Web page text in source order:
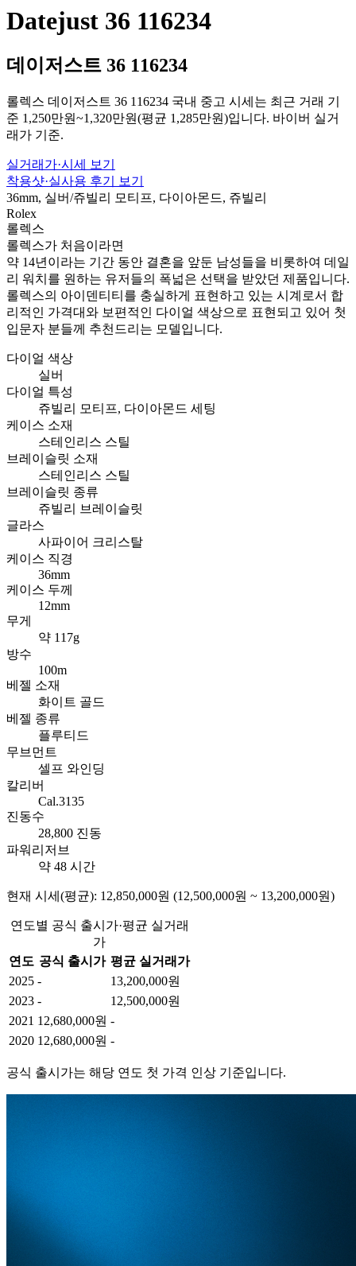
Datejust 36 116234
데이저스트 36 116234
롤렉스 데이저스트 36 116234 국내 중고 시세는 최근 거래 기
준 1,250만원~1,320만원(평균 1,285만원)입니다. 바이버 실거
래가 기준.
실거래가·시세 보기
착용샷·실사용 후기 보기
36mm, 실버/쥬빌리 모티프, 다이아몬드, 쥬빌리
Rolex
롤렉스
롤렉스가 처음이라면
약 14년이라는 기간 동안 결혼을 앞둔 남성들을 비롯하여 데일
리 워치를 원하는 유저들의 폭넓은 선택을 받았던 제품입니다.
롤렉스의 아이덴티티를 충실하게 표현하고 있는 시계로서 합
리적인 가격대와 보편적인 다이얼 색상으로 표현되고 있어 첫
입문자 분들께 추천드리는 모델입니다.
다이얼 색상
실버
다이얼 특성
쥬빌리 모티프, 다이아몬드 세팅
케이스 소재
스테인리스 스틸
브레이슬릿 소재
스테인리스 스틸
브레이슬릿 종류
쥬빌리 브레이슬릿
글라스
사파이어 크리스탈
케이스 직경
36mm
케이스 두께
12mm
무게
약 117g
방수
100m
베젤 소재
화이트 골드
베젤 종류
플루티드
무브먼트
셀프 와인딩
칼리버
Cal.3135
진동수
28,800 진동
파워리저브
약 48 시간
현재 시세(평균): 12,850,000원 (12,500,000원 ~ 13,200,000원)
연도별 공식 출시가·평균 실거래
가
연도 공식 출시가 평균 실거래가
2025 -
13,200,000원
2023 -
12,500,000원
2021 12,680,000원 -
2020 12,680,000원 -
공식 출시가는 해당 연도 첫 가격 인상 기준입니다.